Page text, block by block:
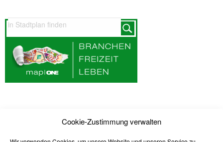
Cookie-Zustimmung verwalten